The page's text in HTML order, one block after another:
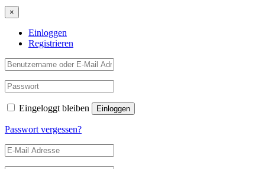
×
Einloggen
Registrieren
Eingeloggt bleiben
Passwort vergessen?